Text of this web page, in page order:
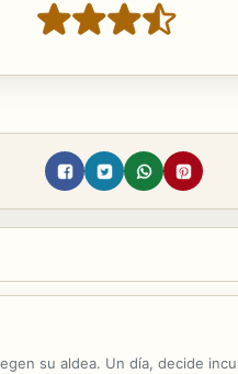
su aldea. Un día, decide